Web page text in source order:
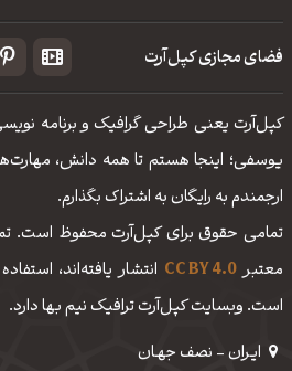
فضای مجازی کپل‌آرت
کپل‌آرت یعنی طراحی گرافیک و برنامه
یوسفی؛ اینجا هستم تا همه دانش،
ارجمندم به رایگان به اشتراک بگذارم.
تمامی حقوق برای کپل‌آرت محفوظ است.
معتبرCC BY 4.0 انتشار یافته‌اند،
است. وبسایت کپل‌آرت ترافیک نیم بها دارد.
ایـران - نصف جهـان